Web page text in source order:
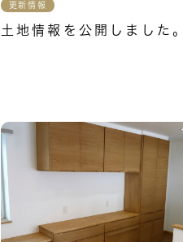
更新情報
土地情報を公開しました。